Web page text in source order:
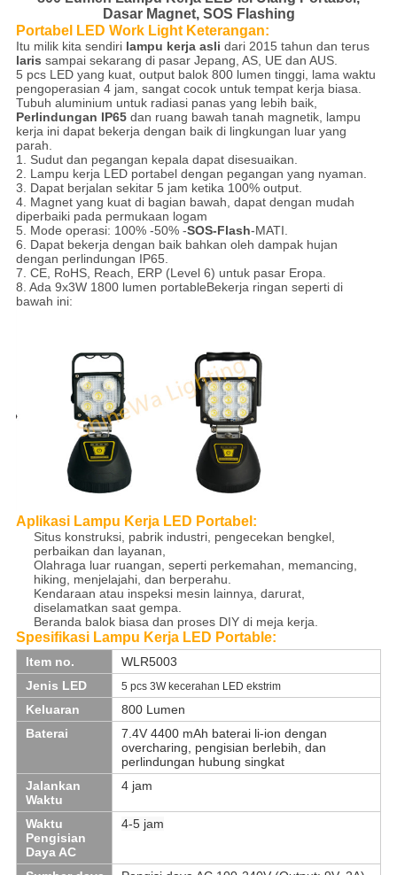
Dasar Magnet, SOS Flashing
Portabel LED Work Light Keterangan:
Itu milik kita sendiri lampu kerja asli dari 2015 tahun dan terus
laris sampai sekarang di pasar Jepang, AS, UE dan AUS.
5 pcs LED yang kuat, output balok 800 lumen tinggi, lama waktu
pengoperasian 4 jam, sangat cocok untuk tempat kerja biasa.
Tubuh aluminium untuk radiasi panas yang lebih baik,
Perlindungan IP65dan ruang bawah tanah magnetik, lampu
kerja ini dapat bekerja dengan baik di lingkungan luar yang
parah.
1. Sudut dan pegangan kepala dapat disesuaikan.
2. Lampu kerja LED portabel dengan pegangan yang nyaman.
3. Dapat berjalan sekitar 5 jam ketika 100% output.
4. Magnet yang kuat di bagian bawah, dapat dengan mudah
diperbaiki pada permukaan logam
5. Mode operasi: 100% -50% -SOS-Flash-MATI.
6. Dapat bekerja dengan baik bahkan oleh dampak hujan
dengan perlindungan IP65.
7. CE, RoHS, Reach, ERP (Level 6) untuk pasar Eropa.
8. Ada 9x3W 1800 lumen portableBekerja ringan seperti di
bawah ini:
Aplikasi Lampu Kerja LED Portabel:
Situs konstruksi, pabrik industri, pengecekan bengkel,
perbaikan dan layanan,
Olahraga luar ruangan, seperti perkemahan, memancing,
hiking, menjelajahi, dan berperahu.
Kendaraan atau inspeksi mesin lainnya, darurat,
diselamatkan saat gempa.
Beranda balok biasa dan proses DIY di meja kerja.
Spesifikasi Lampu Kerja LED Portable:
Item no.
WLR5003
Jenis LED
5 pcs 3W kecerahan LED ekstrim
Keluaran
800 Lumen
Baterai
7.4V 4400 mAh baterai li-ion dengan
overcharing, pengisian berlebih, dan
perlindungan hubung singkat
Jalankan
Waktu
4 jam
Waktu
Pengisian
Daya AC
4-5 jam